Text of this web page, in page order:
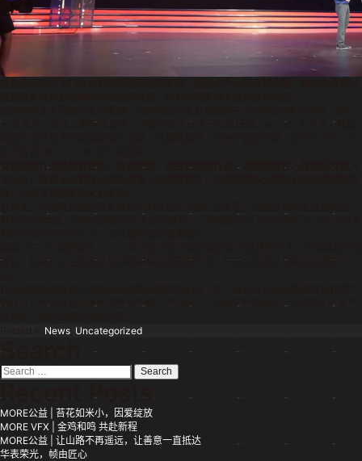
20多年的产业化与数字化发展，中国视效工业现已初具规模。从2007年至今，我国
电影视效行业是创意密集、技术密集、资金密集的行业，需要持续投入技术研发和人
球化，影视行业在国家文化战略中承担着重要作用，已成为国家文化输出的重要手
的认可，也是对我们多年来坚持不懈、不忘初心、砥砺前行的肯定，未来我们一定不
News Uncategorized
Search
Search
Recent Posts
MORE公益 | 苔花如米小，因爱绽放
MORE VFX | 金鸡和鸣 共赴新程
MORE公益 | 让山路不再遥远，让善意一直抵达
华表荣光，帧由匠心